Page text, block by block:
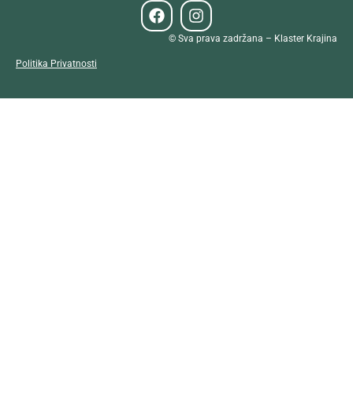
© Sva prava zadržana – Klaster Krajina
Politika Privatnosti